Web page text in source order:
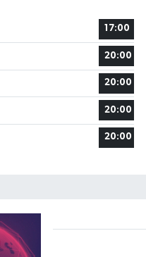
17:00
20:00
20:00
20:00
20:00